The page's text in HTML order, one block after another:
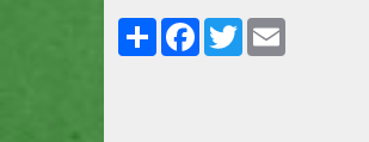
PartagerFacebook
Twitter